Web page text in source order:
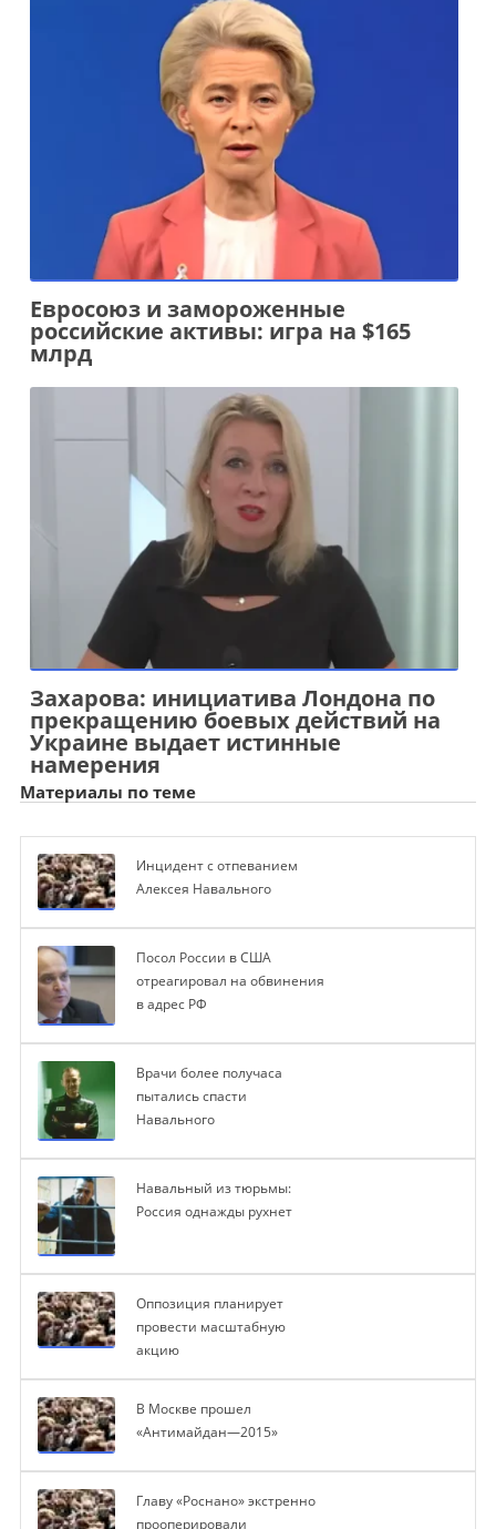
Евросоюз и замороженные
российские активы: игра на $165
млрд
Захарова: инициатива Лондона по
прекращению боевых действий на
Украине выдает истинные
намерения
Материалы по теме
Инцидент с отпеванием
Алексея Навального
Посол России в США
отреагировал на обвинения
в адрес РФ
Врачи более получаса
пытались спасти
Навального
Навальный из тюрьмы:
Россия однажды рухнет
Оппозиция планирует
провести масштабную
акцию
В Москве прошел
«Антимайдан—2015»
Главу «Роснано» экстренно
прооперировали